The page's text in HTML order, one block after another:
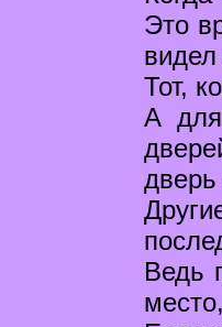
Это
Тот,
А для
дверь
Ведь